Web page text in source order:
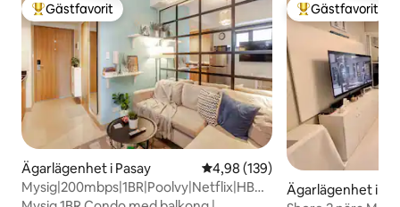
Populär gästfavorit
Gästfavorit
Ägarlägenhet i Pasay 4,98 av 5 i genomsnittligt
4,98 (139)
Mysig|200mbps|1BR|Poolvy|Netflix|HBO
Populär
Gästfavorit
Ägarlägenhet i